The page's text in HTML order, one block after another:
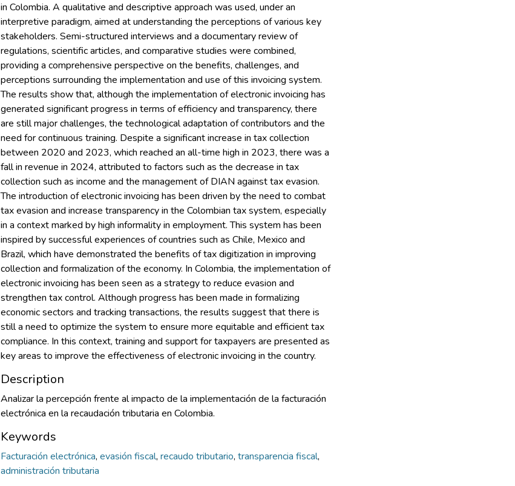
in Colombia. A qualitative and descriptive approach was used, under an
interpretive paradigm, aimed at understanding the perceptions of various key
stakeholders. Semi-structured interviews and a documentary review of
regulations, scientific articles, and comparative studies were combined,
providing a comprehensive perspective on the benefits, challenges, and
perceptions surrounding the implementation and use of this invoicing system.
The results show that, although the implementation of electronic invoicing has
generated significant progress in terms of efficiency and transparency, there
are still major challenges, the technological adaptation of contributors and the
need for continuous training. Despite a significant increase in tax collection
between 2020 and 2023, which reached an all-time high in 2023, there was a
fall in revenue in 2024, attributed to factors such as the decrease in tax
collection such as income and the management of DIAN against tax evasion.
The introduction of electronic invoicing has been driven by the need to combat
tax evasion and increase transparency in the Colombian tax system, especially
in a context marked by high informality in employment. This system has been
inspired by successful experiences of countries such as Chile, Mexico and
Brazil, which have demonstrated the benefits of tax digitization in improving
collection and formalization of the economy. In Colombia, the implementation of
electronic invoicing has been seen as a strategy to reduce evasion and
strengthen tax control. Although progress has been made in formalizing
economic sectors and tracking transactions, the results suggest that there is
still a need to optimize the system to ensure more equitable and efficient tax
compliance. In this context, training and support for taxpayers are presented as
key areas to improve the effectiveness of electronic invoicing in the country.
Description
Analizar la percepción frente al impacto de la implementación de la facturación
electrónica en la recaudación tributaria en Colombia.
Keywords
Facturación electrónica, evasión fiscal, recaudo tributario, transparencia fiscal,
administración tributaria